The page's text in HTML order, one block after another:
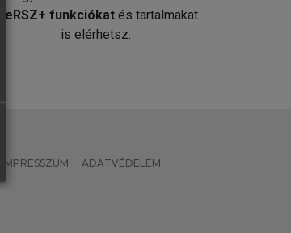
MeRSZ+ funkciókat és tartalmakat
is elérhetsz.
IMPRESSZUM ADATVÉDELEM